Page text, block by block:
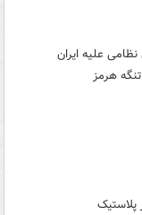
علیه ایران
هرمز
پلاستیک